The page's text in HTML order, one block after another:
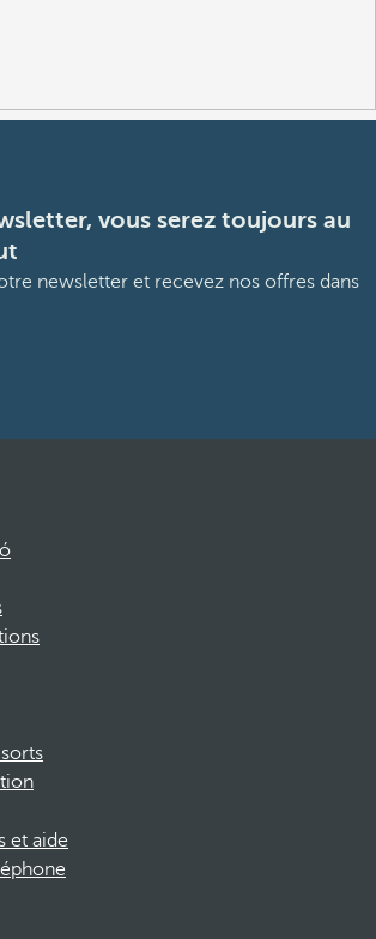
vous serez toujours au
newsletter et recevez nos offres dans
et aide